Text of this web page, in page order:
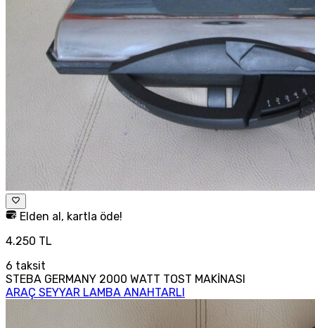
Elden al, kartla öde!
4.250 TL
6 taksit
STEBA GERMANY 2000 WATT TOST MAKİNASI
ARAÇ SEYYAR LAMBA ANAHTARLI